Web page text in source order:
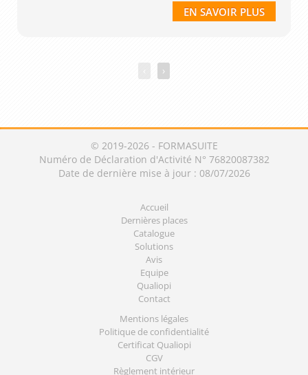
EN SAVOIR PLUS
›
© 2019-2026 - FORMASUITE
Numéro de Déclaration d'Activité N° 76820087382
Date de dernière mise à jour : 08/07/2026
Accueil
Dernières places
Catalogue
Solutions
Avis
Equipe
Qualiopi
Contact
Mentions légales
Politique de confidentialité
Certificat Qualiopi
CGV
Règlement intérieur